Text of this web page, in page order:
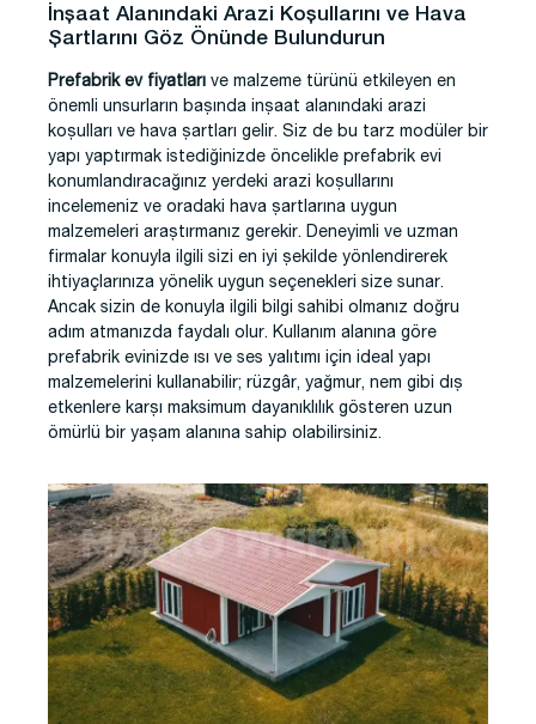
İnşaat Alanındaki Arazi Koşullarını ve Hava
Şartlarını Göz Önünde Bulundurun
Prefabrik ev fiyatları ve malzeme türünü etkileyen en
önemli unsurların başında inşaat alanındaki arazi
koşulları ve hava şartları gelir. Siz de bu tarz modüler bir
yapı yaptırmak istediğinizde öncelikle prefabrik evi
konumlandıracağınız yerdeki arazi koşullarını
incelemeniz ve oradaki hava şartlarına uygun
malzemeleri araştırmanız gerekir. Deneyimli ve uzman
firmalar konuyla ilgili sizi en iyi şekilde yönlendirerek
ihtiyaçlarınıza yönelik uygun seçenekleri size sunar.
Ancak sizin de konuyla ilgili bilgi sahibi olmanız doğru
adım atmanızda faydalı olur. Kullanım alanına göre
prefabrik evinizde ısı ve ses yalıtımı için ideal yapı
malzemelerini kullanabilir; rüzgâr, yağmur, nem gibi dış
etkenlere karşı maksimum dayanıklılık gösteren uzun
ömürlü bir yaşam alanına sahip olabilirsiniz.